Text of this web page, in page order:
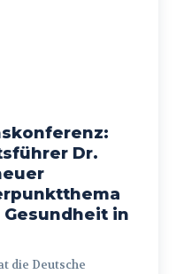
Dr.
Gesundheit in